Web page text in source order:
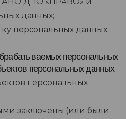
данных;
персональных данных.
персональных
персональных данных
персональных
заключены (или были